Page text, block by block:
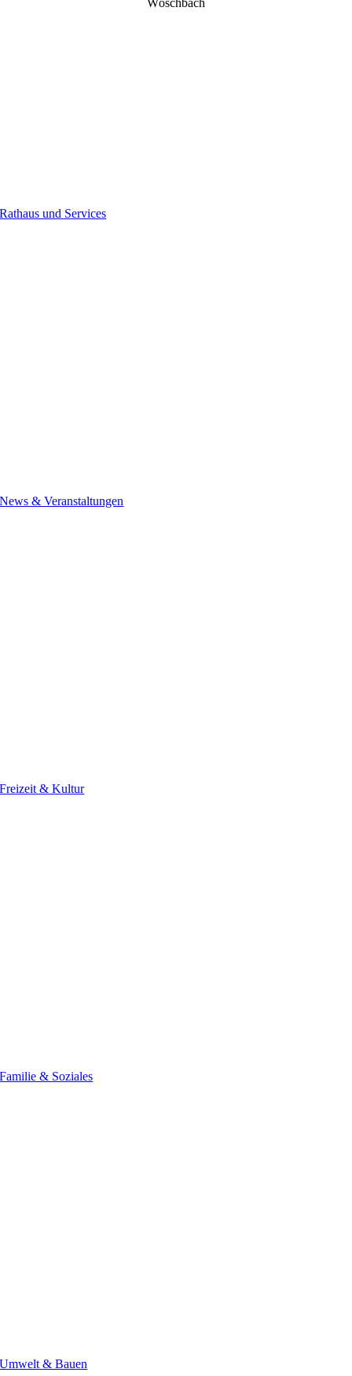
Rathaus und Services
News & Veranstaltungen
Freizeit & Kultur
Familie & Soziales
Umwelt & Bauen